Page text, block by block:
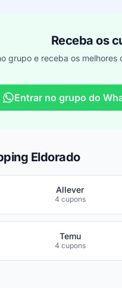
Receba os
grupo e receba os
Entrar no grupo do
Eldorado
Allever
4 cupons
Temu
4 cupons